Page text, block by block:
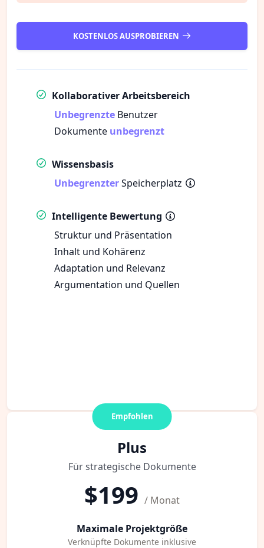
KOSTENLOS AUSPROBIEREN
Kollaborativer Arbeitsbereich
Unbegrenzte Benutzer
Dokumente unbegrenzt
Wissensbasis
UnbegrenzterSpeicherplatz
Intelligente Bewertung
Struktur und Präsentation
Inhalt und Kohärenz
Adaptation und Relevanz
Argumentation und Quellen
Empfohlen
Plus
Für strategische Dokumente
$199 / Monat
Maximale Projektgröße
Verknüpfte Dokumente inklusive